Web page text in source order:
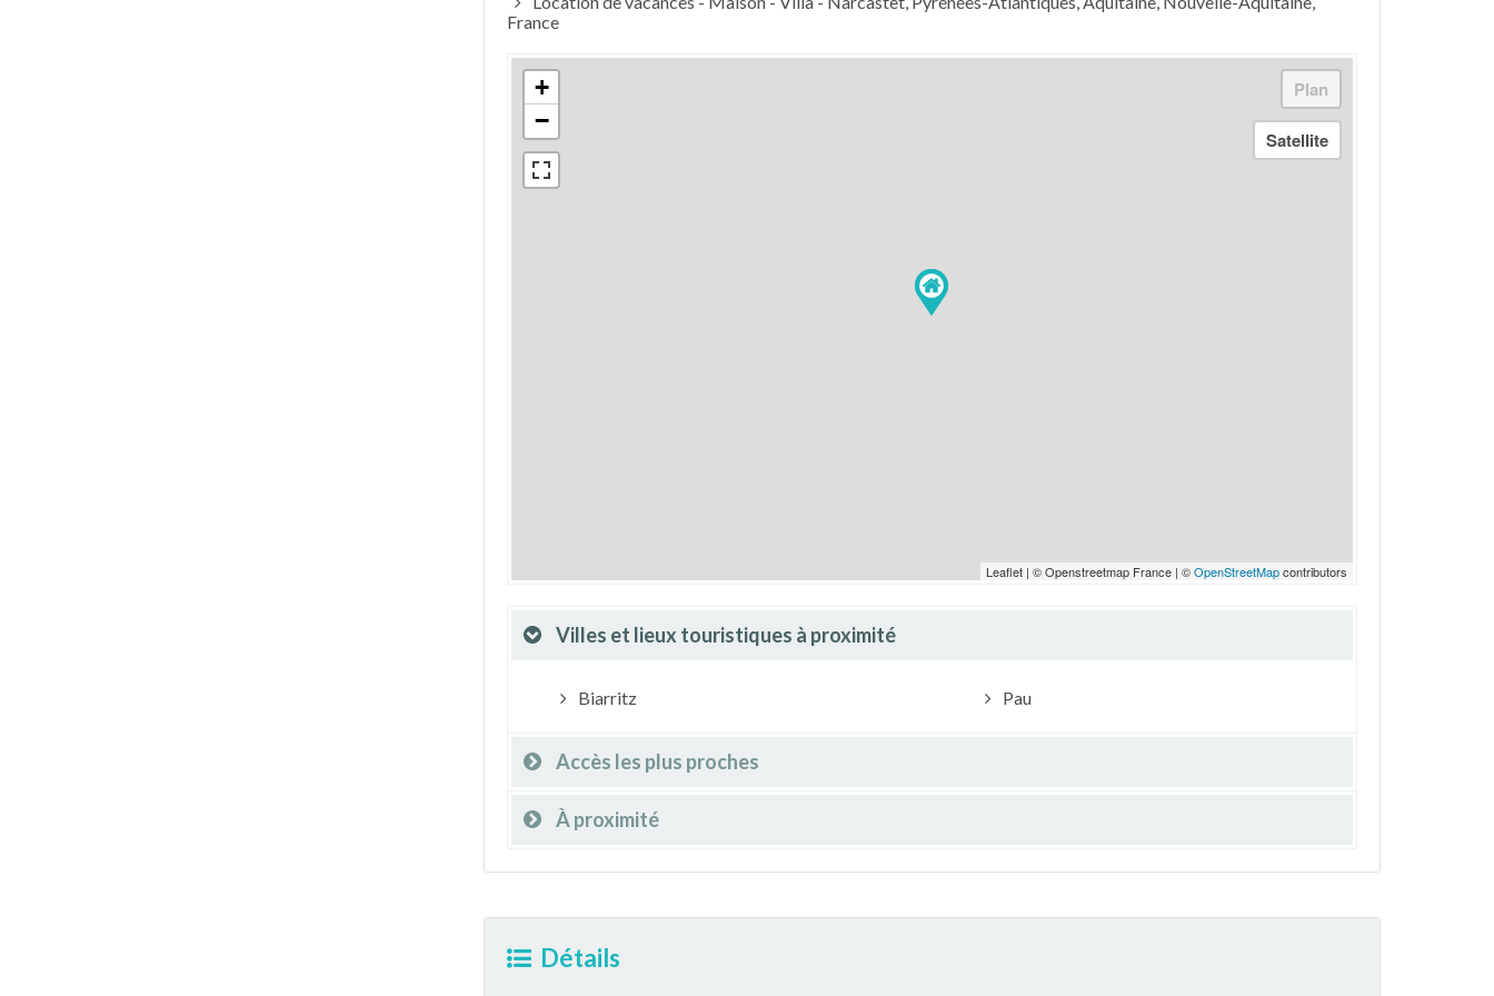
France
+
−
Leaflet | © Openstreetmap France | ©OpenStreetMapcontributors
Villes et lieux touristiques à proximité
Biarritz Pau
Accès les plus proches
À proximité
Détails